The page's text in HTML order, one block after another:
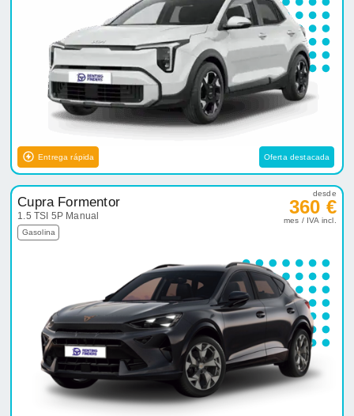
Entrega rápida Oferta destacada
Cupra Formentor
1.5 TSI 5P Manual
Gasolina
desde
360 €
mes / IVA incl.